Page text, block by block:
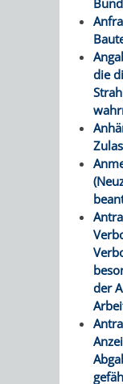
die
der